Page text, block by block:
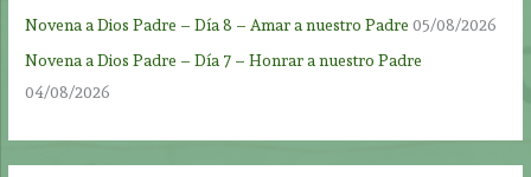
Novena a Dios Padre – Día 8 – Amar a nuestro Padre 05/08/2026
Novena a Dios Padre – Día 7 – Honrar a nuestro Padre
04/08/2026